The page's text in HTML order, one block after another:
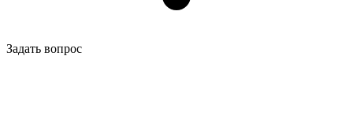
Задать вопрос